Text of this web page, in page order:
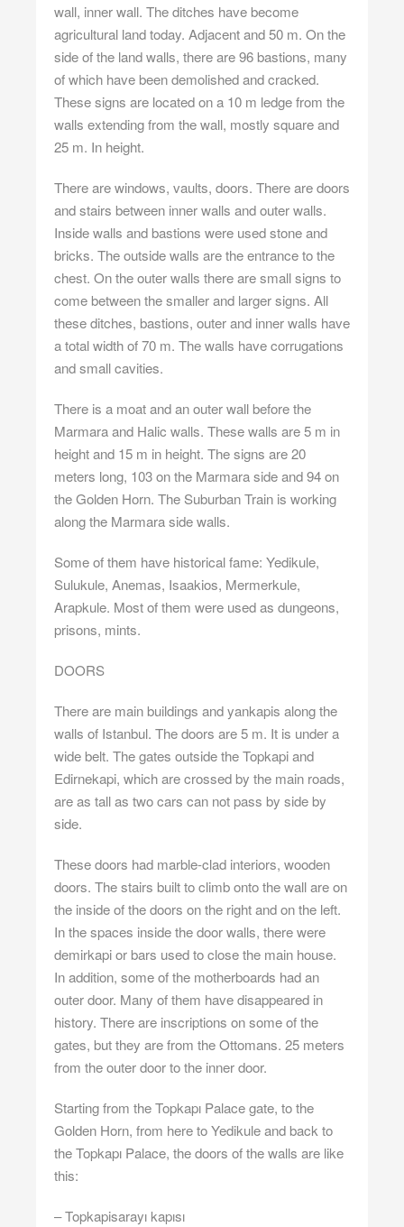
wall, inner wall. The ditches have become
agricultural land today. Adjacent and 50 m. On the
side of the land walls, there are 96 bastions, many
of which have been demolished and cracked.
These signs are located on a 10 m ledge from the
walls extending from the wall, mostly square and
25 m. In height.
There are windows, vaults, doors. There are doors
and stairs between inner walls and outer walls.
Inside walls and bastions were used stone and
bricks. The outside walls are the entrance to the
chest. On the outer walls there are small signs to
come between the smaller and larger signs. All
these ditches, bastions, outer and inner walls have
a total width of 70 m. The walls have corrugations
and small cavities.
There is a moat and an outer wall before the
Marmara and Halic walls. These walls are 5 m in
height and 15 m in height. The signs are 20
meters long, 103 on the Marmara side and 94 on
the Golden Horn. The Suburban Train is working
along the Marmara side walls.
Some of them have historical fame: Yedikule,
Sulukule, Anemas, Isaakios, Mermerkule,
Arapkule. Most of them were used as dungeons,
prisons, mints.
DOORS
There are main buildings and yankapis along the
walls of Istanbul. The doors are 5 m. It is under a
wide belt. The gates outside the Topkapi and
Edirnekapi, which are crossed by the main roads,
are as tall as two cars can not pass by side by
side.
These doors had marble-clad interiors, wooden
doors. The stairs built to climb onto the wall are on
the inside of the doors on the right and on the left.
In the spaces inside the door walls, there were
demirkapi or bars used to close the main house.
In addition, some of the motherboards had an
outer door. Many of them have disappeared in
history. There are inscriptions on some of the
gates, but they are from the Ottomans. 25 meters
from the outer door to the inner door.
Starting from the Topkapı Palace gate, to the
Golden Horn, from here to Yedikule and back to
the Topkapı Palace, the doors of the walls are like
this:
– Topkapisarayı kapısı